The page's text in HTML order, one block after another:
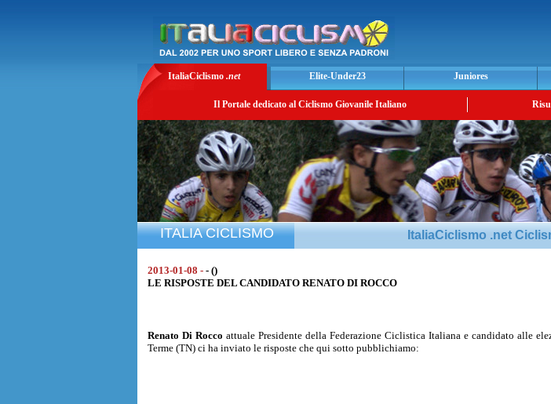
ItaliaCiclismo .net Elite-Under23 Juniores
Il Portale dedicato al Ciclismo Giovanile Italiano
ITALIA CICLISMO ItaliaCiclismo .net
2013-01-08 - - ()
LE RISPOSTE DEL CANDIDATO RENATO DI ROCCO
Renato Di Rocco attuale Presidente della Federazione Ciclistica Italiana e candidato alle
Terme (TN) ci ha inviato le risposte che qui sotto pubblichiamo: